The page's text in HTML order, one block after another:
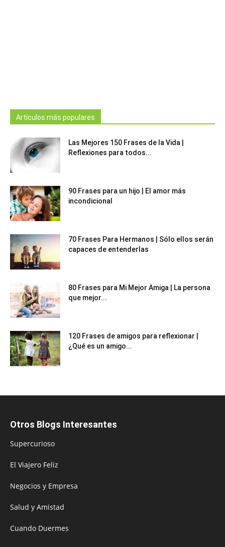
Artículos más populares
Las Mejores 150 Frases de la Vida |
Reflexiones para todos...
90 Frases para un hijo | El amor más
incondicional
70 Frases Para Hermanos | Sólo ellos serán
capaces de entenderlas
80 Frases para Mi Mejor Amiga | La persona
que mejor...
120 Frases de amigos para reflexionar |
¿Qué es un amigo...
Otros Blogs Interesantes
Supercurioso
El Viajero Feliz
Negocios y Empresa
Salud y Amistad
Cuando Duermes